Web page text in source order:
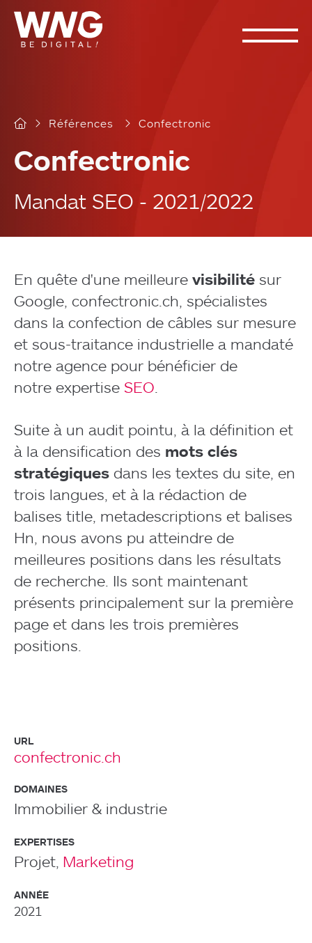
Références Confectronic
Confectronic
Mandat SEO - 2021/2022
En quête d'une meilleure visibilité sur
Google, confectronic.ch, spécialistes
dans la confection de câbles sur mesure
et sous-traitance industrielle a mandaté
notre agence pour bénéficier de
notre expertise SEO
Suite à un audit pointu, à la définition et
à la densification des mots clés
stratégiques dans les textes du site, en
trois langues, et à la rédaction de
balises title, metadescriptions et balises
Hn, nous avons pu atteindre de
meilleures positions dans les résultats
de recherche. Ils sont maintenant
présents principalement sur la première
page et dans les trois premières
positions.
URL
confectronic.ch
DOMAINES
Immobilier & industrie
EXPERTISES
Projet, Marketing
ANNÉE
2021
Cookies management panel